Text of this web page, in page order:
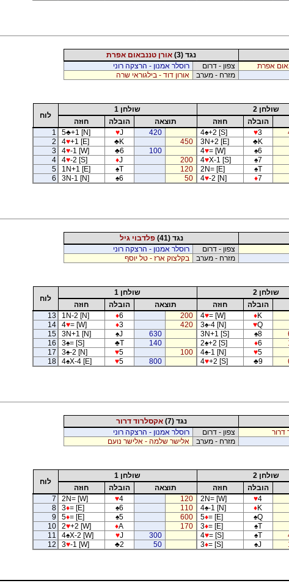
נגד (3)
אורן טננבאום אפרת
אפרת
צפון - דרום
רוסלר אמנון - הרצקה רוני
מזרח - מערב אורון דוד - בילגוראי שרה
שולחן 2 שולחן 1
לוח
הובלה חוזה תוצאה הובלה
חוזה
♥3
4♠+2 [S]
420
♥J
5♣+1 [N]
1
♣K
3N+2 [E]
450
♣K
4♥+1 [E]
2
♠6
4♥= [W]
100
♣6
4♥-1 [W]
3
♠7
4♥X-1 [S]
200
♦J
4♥-2 [S]
4
♠T
2N= [E]
120
♠T
1N+1 [E]
5
♦7
4♥-2 [N]
50
♠6
3N-1 [N]
6
נגד (41)
פלדבוי גיל
צפון - דרום
רוסלר אמנון - הרצקה רוני
מזרח - מערב בקלצוק ארז - טל יוסף
שולחן 2 שולחן 1
לוח
הובלה חוזה תוצאה הובלה
חוזה
♦K
4♥= [W]
200
♦6
1N-2 [N]
13
♥Q
3♠-4 [N]
420
♦3
4♥= [W]
14
♠8
3N+1 [S]
630
♠J
3N+1 [N]
15
♦6
2♠+2 [S]
140
♣T
3♠= [S]
16
♥5
4♠-1 [N]
100
♥5
3♠-2 [N]
17
♣9
4♥+2 [S]
800
♥5
4♠X-4 [E]
18
נגד (7)
אקסלרוד דרור
דרור
צפון - דרום
רוסלר אמנון - הרצקה רוני
מזרח - מערב אלישר שלמה - אלישר נועם
שולחן 2 שולחן 1
לוח
הובלה חוזה תוצאה הובלה
חוזה
♥4
2N= [W]
120
♥4
2N= [W]
7
♦K
4♠-1 [N]
110
♠6
3♦= [E]
8
♠Q
5♦= [E]
600
♠5
5♦= [E]
9
♠T
3♦= [E]
170
♦A
2♥+2 [W]
10
♠T
4♥= [S]
300
♥J
4♠X-2 [W]
11
♠J
3♦= [S]
50
♣2
3♥-1 [W]
12